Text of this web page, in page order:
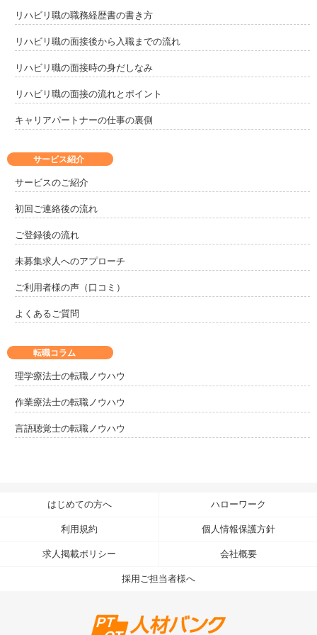
サービス紹介
サービスのご紹介
初回ご連絡後の流れ
ご登録後の流れ
未募集求人へのアプローチ
ご利用者様の声（口コミ）
よくあるご質問
リハビリ職の職務経歴書の書き方
リハビリ職の面接後から入職までの流れ
リハビリ職の面接時の身だしなみ
リハビリ職の面接の流れとポイント
キャリアパートナーの仕事の裏側
転職コラム
理学療法士の転職ノウハウ
作業療法士の転職ノウハウ
言語聴覚士の転職ノウハウ
はじめての方へ ハローワーク
利用規約 個人情報保護方針
求人掲載ポリシー 会社概要
採用ご担当者様へ